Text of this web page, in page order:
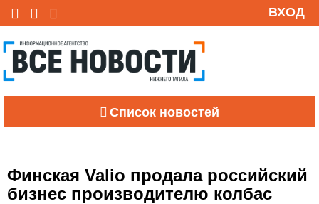
ВХОД
Список новостей
Финская Valio продала российский
бизнес производителю колбас